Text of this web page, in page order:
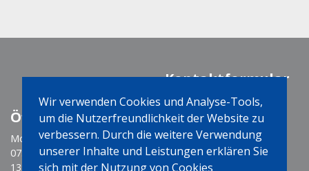
Wir verwenden Cookies und Analyse-Tools,
um die Nutzerfreundlichkeit der Website zu
verbessern. Durch die weitere Verwendung
unserer Inhalte und Leistungen erklären Sie
sich mit der Nutzung von Cookies
Kontaktformular
Öffnungszeiten
Montag-Freitag
07:30 - 12:00 Uhr
13:15 - 17:15 Uhr
Social Media